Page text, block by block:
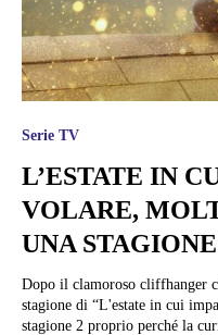
Serie TV
L’ESTATE IN
VOLARE,
UNA
Dopo il clamoroso cliffhanger
stagione di “L'estate in cui
stagione 2 proprio perché la